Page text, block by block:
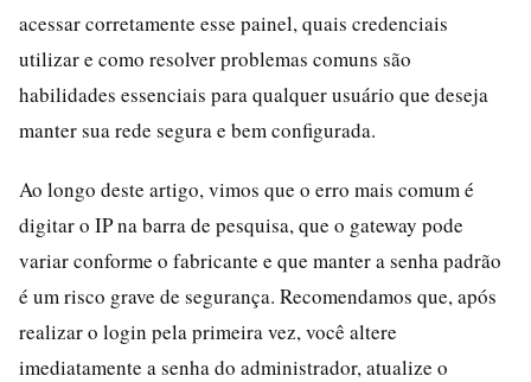
acessar corretamente esse painel, quais credenciais
utilizar e como resolver problemas comuns são
habilidades essenciais para qualquer usuário que deseja
manter sua rede segura e bem configurada.
Ao longo deste artigo, vimos que o erro mais comum é
digitar o IP na barra de pesquisa, que o gateway pode
variar conforme o fabricante e que manter a senha padrão
é um risco grave de segurança. Recomendamos que, após
realizar o login pela primeira vez, você altere
imediatamente a senha do administrador, atualize o